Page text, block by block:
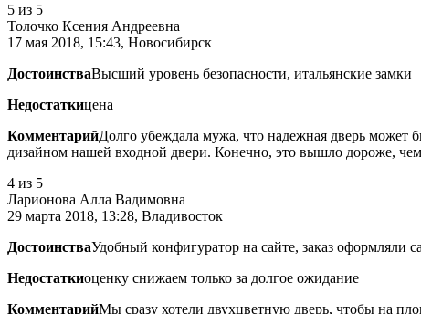
5 из 5
Толочко Ксения Андреевна
17 мая 2018, 15:43, Новосибирск
ДостоинстваВысший уровень безопасности, итальянские замки
Недостаткицена
КомментарийДолго убеждала мужа, что надежная дверь может
дизайном нашей входной двери. Конечно, это вышло дороже, чем
4 из 5
Ларионова Алла Вадимовна
29 марта 2018, 13:28, Владивосток
ДостоинстваУдобный конфигуратор на сайте, заказ оформляли
Недостаткиоценку снижаем только за долгое ожидание
КомментарийМы сразу хотели двухцветную дверь, чтобы на